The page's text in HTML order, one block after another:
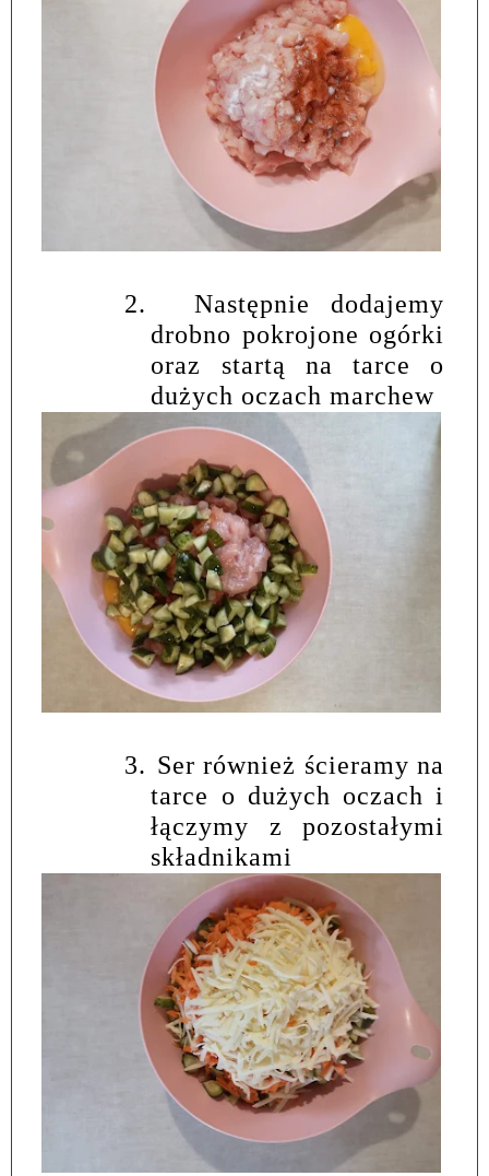
2.
Następnie dodajemy
drobno pokrojone ogórki
oraz startą na tarce o
dużych oczach marchew
3. Ser również ścieramy na
tarce o dużych oczach i
łączymy z pozostałymi
składnikami